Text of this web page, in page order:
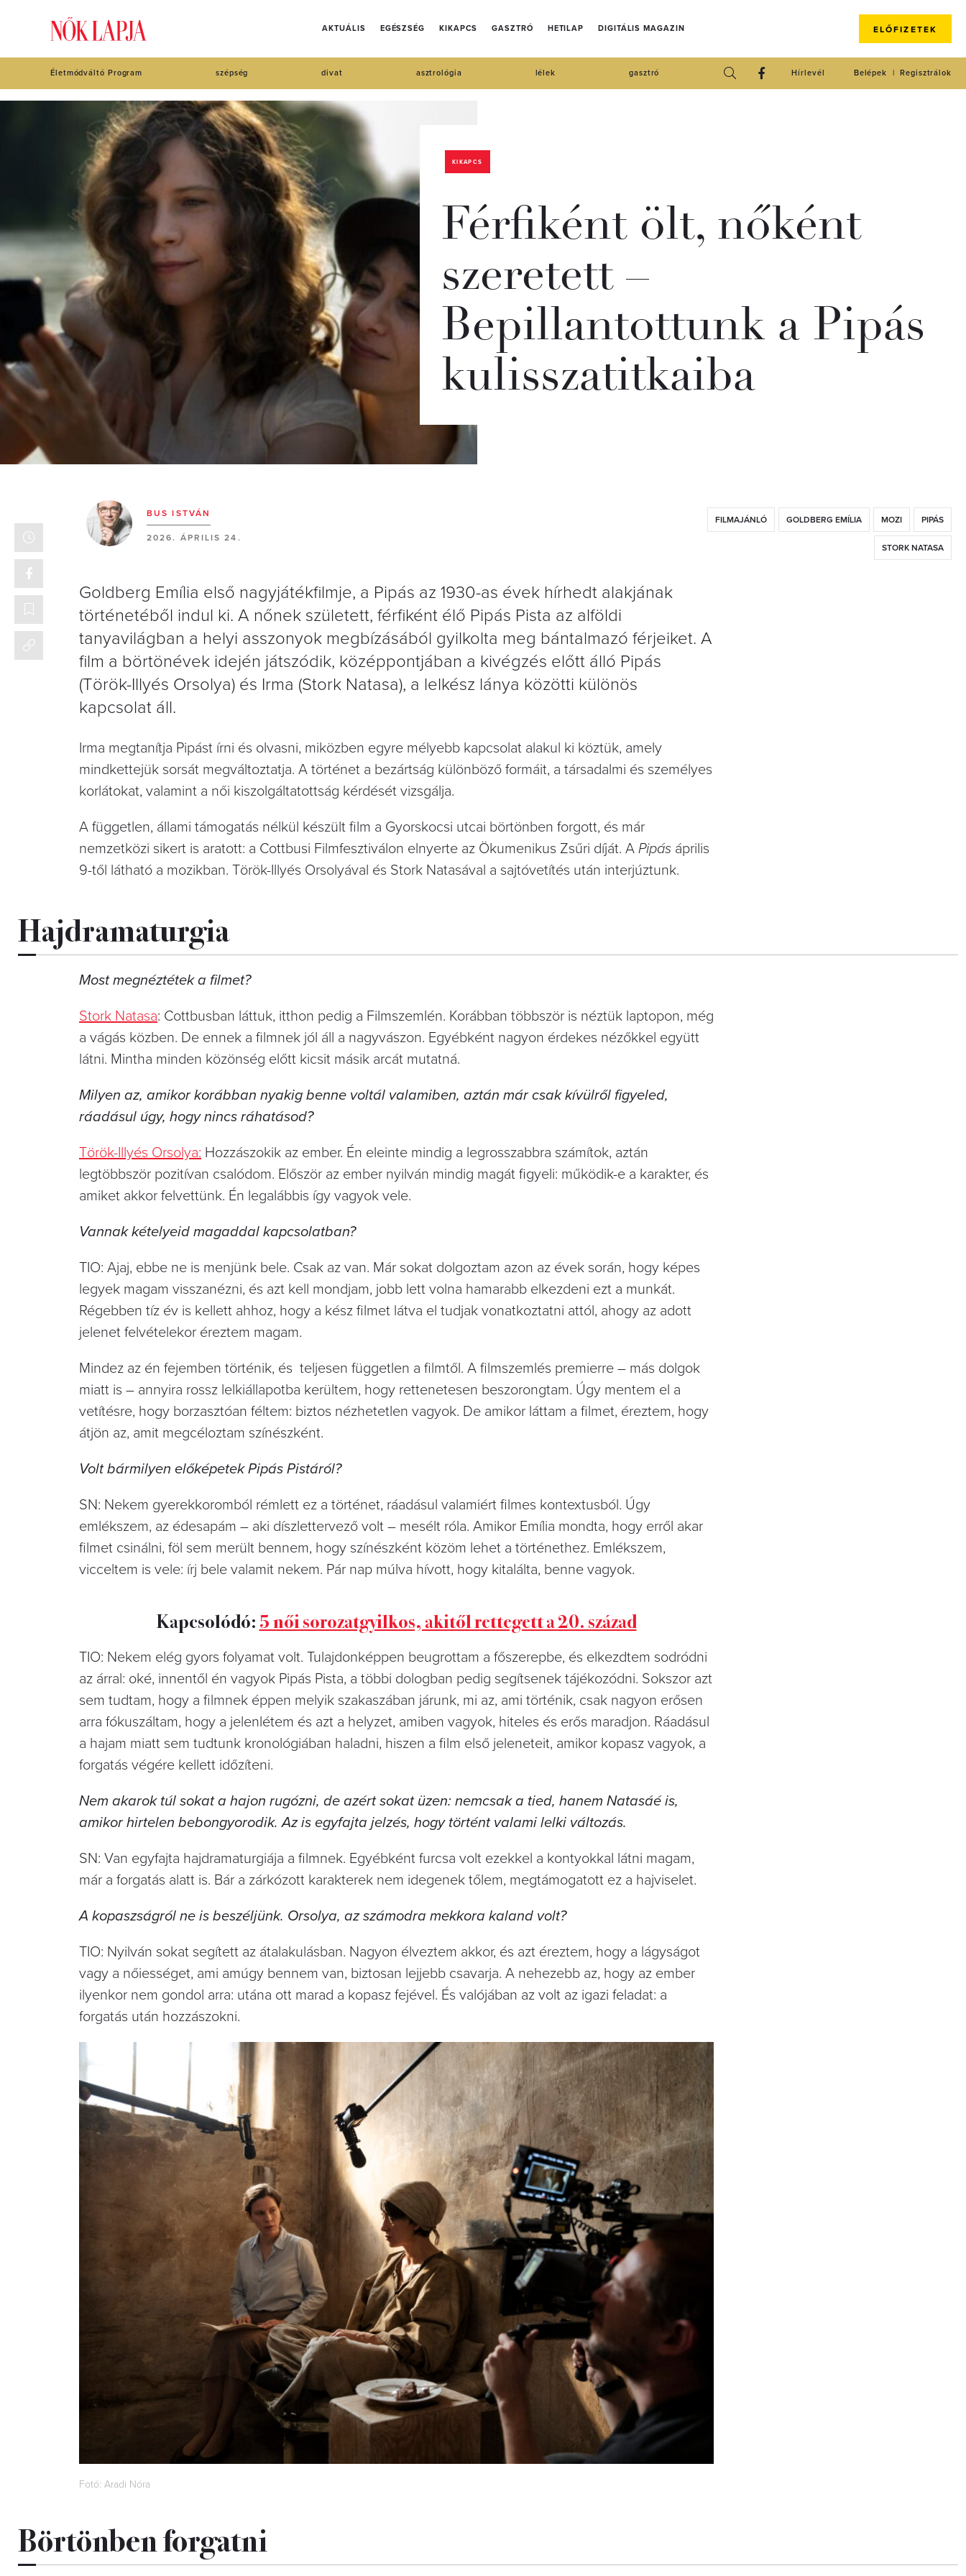
AKTUÁLIS EGÉSZSÉG KIKAPCS GASZTRÓ HETILAP DIGITÁLIS MAGAZIN ELŐFIZETEK
Életmódváltó Program szépség divat asztrológia lélek gasztró Regisztrálok
Belépek
Hírlevél
KIKAPCS
Férfiként ölt, nőként
szeretett –
Bepillantottunk a Pipás
kulisszatitkaiba
BUS ISTVÁN
2026. ÁPRILIS 24.
FILMAJÁNLÓ GOLDBERG EMÍLIA MOZI PIPÁS
STORK NATASA
Goldberg Emília első nagyjátékfilmje, a Pipás az 1930-as évek hírhedt alakjának
történetéből indul ki. A nőnek született, férfiként élő Pipás Pista az alföldi
tanyavilágban a helyi asszonyok megbízásából gyilkolta meg bántalmazó férjeiket. A
film a börtönévek idején játszódik, középpontjában a kivégzés előtt álló Pipás
(Török-Illyés Orsolya) és Irma (Stork Natasa), a lelkész lánya közötti különös
kapcsolat áll.
Irma megtanítja Pipást írni és olvasni, miközben egyre mélyebb kapcsolat alakul ki köztük, amely
mindkettejük sorsát megváltoztatja. A történet a bezártság különböző formáit, a társadalmi és személyes
korlátokat, valamint a női kiszolgáltatottság kérdését vizsgálja.
A független, állami támogatás nélkül készült film a Gyorskocsi utcai börtönben forgott, és már
nemzetközi sikert is aratott: a Cottbusi Filmfesztiválon elnyerte az Ökumenikus Zsűri díját. A Pipás április
9-től látható a mozikban. Török-Illyés Orsolyával és Stork Natasával a sajtóvetítés után interjúztunk.
Hajdramaturgia
Most megnéztétek a filmet?
Stork Natasa: Cottbusban láttuk, itthon pedig a Filmszemlén. Korábban többször is néztük laptopon, még
a vágás közben. De ennek a filmnek jól áll a nagyvászon. Egyébként nagyon érdekes nézőkkel együtt
látni. Mintha minden közönség előtt kicsit másik arcát mutatná.
Milyen az, amikor korábban nyakig benne voltál valamiben, aztán már csak kívülről figyeled,
ráadásul úgy, hogy nincs ráhatásod?
Török-Illyés Orsolya: Hozzászokik az ember. Én eleinte mindig a legrosszabbra számítok, aztán
legtöbbször pozitívan csalódom. Először az ember nyilván mindig magát figyeli: működik-e a karakter, és
amiket akkor felvettünk. Én legalábbis így vagyok vele.
Vannak kételyeid magaddal kapcsolatban?
TIO: Ajaj, ebbe ne is menjünk bele. Csak az van. Már sokat dolgoztam azon az évek során, hogy képes
legyek magam visszanézni, és azt kell mondjam, jobb lett volna hamarabb elkezdeni ezt a munkát.
Régebben tíz év is kellett ahhoz, hogy a kész filmet látva el tudjak vonatkoztatni attól, ahogy az adott
jelenet felvételekor éreztem magam.
Mindez az én fejemben történik, és teljesen független a filmtől. A filmszemlés premierre – más dolgok
miatt is – annyira rossz lelkiállapotba kerültem, hogy rettenetesen beszorongtam. Úgy mentem el a
vetítésre, hogy borzasztóan féltem: biztos nézhetetlen vagyok. De amikor láttam a filmet, éreztem, hogy
átjön az, amit megcéloztam színészként.
Volt bármilyen előképetek Pipás Pistáról?
SN: Nekem gyerekkoromból rémlett ez a történet, ráadásul valamiért filmes kontextusból. Úgy
emlékszem, az édesapám – aki díszlettervező volt – mesélt róla. Amikor Emília mondta, hogy erről akar
filmet csinálni, föl sem merült bennem, hogy színészként közöm lehet a történethez. Emlékszem,
vicceltem is vele: írj bele valamit nekem. Pár nap múlva hívott, hogy kitalálta, benne vagyok.
Kapcsolódó:5 női sorozatgyilkos, akitől rettegett a 20. század
TIO: Nekem elég gyors folyamat volt. Tulajdonképpen beugrottam a főszerepbe, és elkezdtem sodródni
az árral: oké, innentől én vagyok Pipás Pista, a többi dologban pedig segítsenek tájékozódni. Sokszor azt
sem tudtam, hogy a filmnek éppen melyik szakaszában járunk, mi az, ami történik, csak nagyon erősen
arra fókuszáltam, hogy a jelenlétem és azt a helyzet, amiben vagyok, hiteles és erős maradjon. Ráadásul
a hajam miatt sem tudtunk kronológiában haladni, hiszen a film első jeleneteit, amikor kopasz vagyok, a
forgatás végére kellett időzíteni.
Nem akarok túl sokat a hajon rugózni, de azért sokat üzen: nemcsak a tied, hanem Natasáé is,
amikor hirtelen bebongyorodik. Az is egyfajta jelzés, hogy történt valami lelki változás.
SN: Van egyfajta hajdramaturgiája a filmnek. Egyébként furcsa volt ezekkel a kontyokkal látni magam,
már a forgatás alatt is. Bár a zárkózott karakterek nem idegenek tőlem, megtámogatott ez a hajviselet.
A kopaszságról ne is beszéljünk. Orsolya, az számodra mekkora kaland volt?
TIO: Nyilván sokat segített az átalakulásban. Nagyon élveztem akkor, és azt éreztem, hogy a lágyságot
vagy a nőiességet, ami amúgy bennem van, biztosan lejjebb csavarja. A nehezebb az, hogy az ember
ilyenkor nem gondol arra: utána ott marad a kopasz fejével. És valójában az volt az igazi feladat: a
forgatás után hozzászokni.
Fotó: Aradi Nóra
Börtönben forgatni